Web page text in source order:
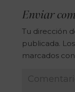
Enviar
Tu dirección
publicada.
marcados con